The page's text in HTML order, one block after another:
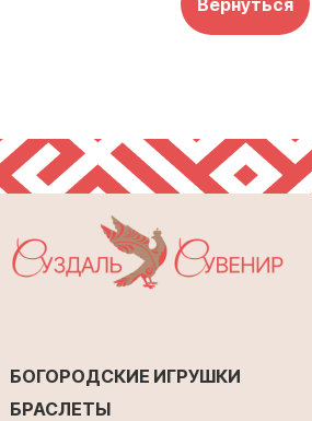
БОГОРОДСКИЕ ИГРУШКИ
БРАСЛЕТЫ